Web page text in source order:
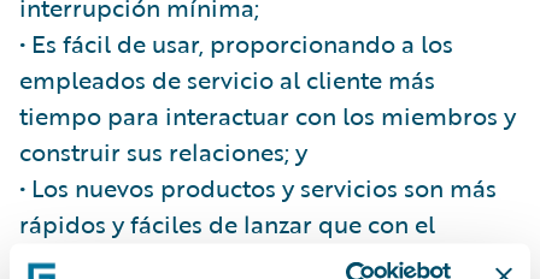
• Es fácil de usar, proporcionando a los
empleados de servicio al cliente más
tiempo para interactuar con los miembros y
construir sus relaciones; y
• Los nuevos productos y servicios son más
rápidos y fáciles de lanzar que con el
sistema tradicional de Macif.